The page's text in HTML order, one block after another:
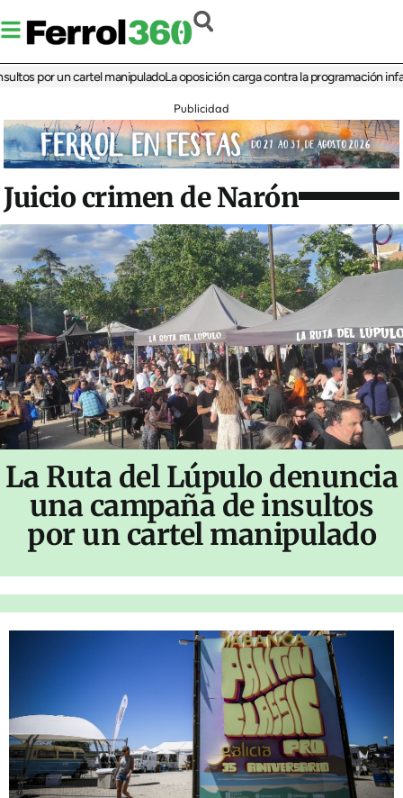
un cartel manipuladoLa oposición carga contra la programación infantil de
Publicidad
Juicio crimen de Narón
La Ruta del Lúpulo denuncia
una campaña de insultos
por un cartel manipulado